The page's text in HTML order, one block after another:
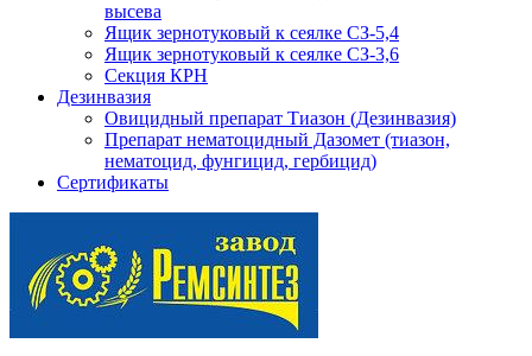
высева
Ящик зернотуковый к сеялке СЗ-5,4
Ящик зернотуковый к сеялке СЗ-3,6
Секция КРН
Дезинвазия
Овицидный препарат Тиазон (Дезинвазия)
Препарат нематоцидный Дазомет (тиазон,
нематоцид, фунгицид, гербицид)
Сертификаты